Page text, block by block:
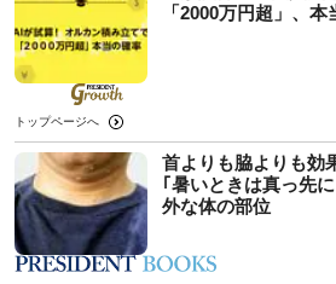
「2000万円超」、本
トップページへ
首よりも脇よりも
｢暑いときは真っ先
外な体の部位